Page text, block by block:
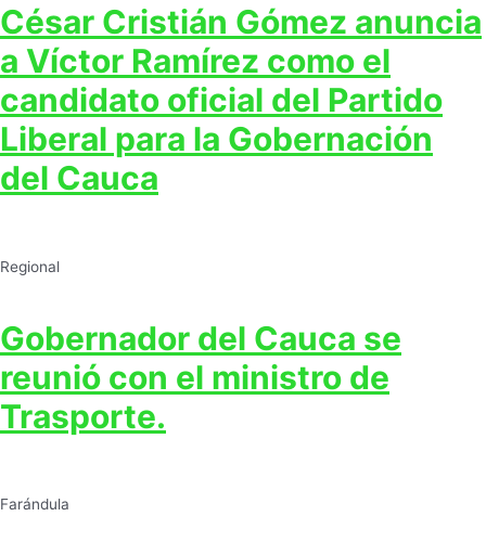
César Cristián Gómez anuncia
a Víctor Ramírez como el
candidato oficial del Partido
Liberal para la Gobernación
del Cauca
Regional
Gobernador del Cauca se
reunió con el ministro de
Trasporte.
Farándula